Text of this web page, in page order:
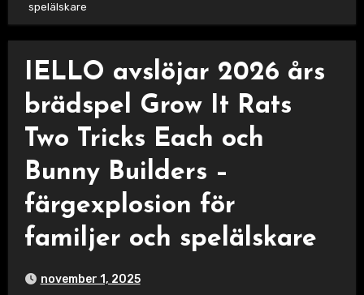
spelälskare
IELLO avslöjar 2026 års
brädspel Grow It Rats
Two Tricks Each och
Bunny Builders –
färgexplosion för
familjer och spelälskare
november 1, 2025